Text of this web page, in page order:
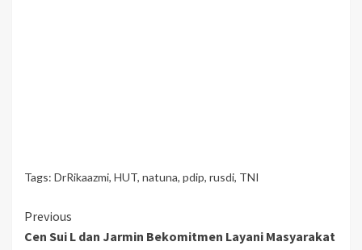
Tags: DrRikaazmi, HUT, natuna, pdip, rusdi, TNI
Continue
Previous
Cen Sui L dan Jarmin Bekomitmen Layani Masyarakat